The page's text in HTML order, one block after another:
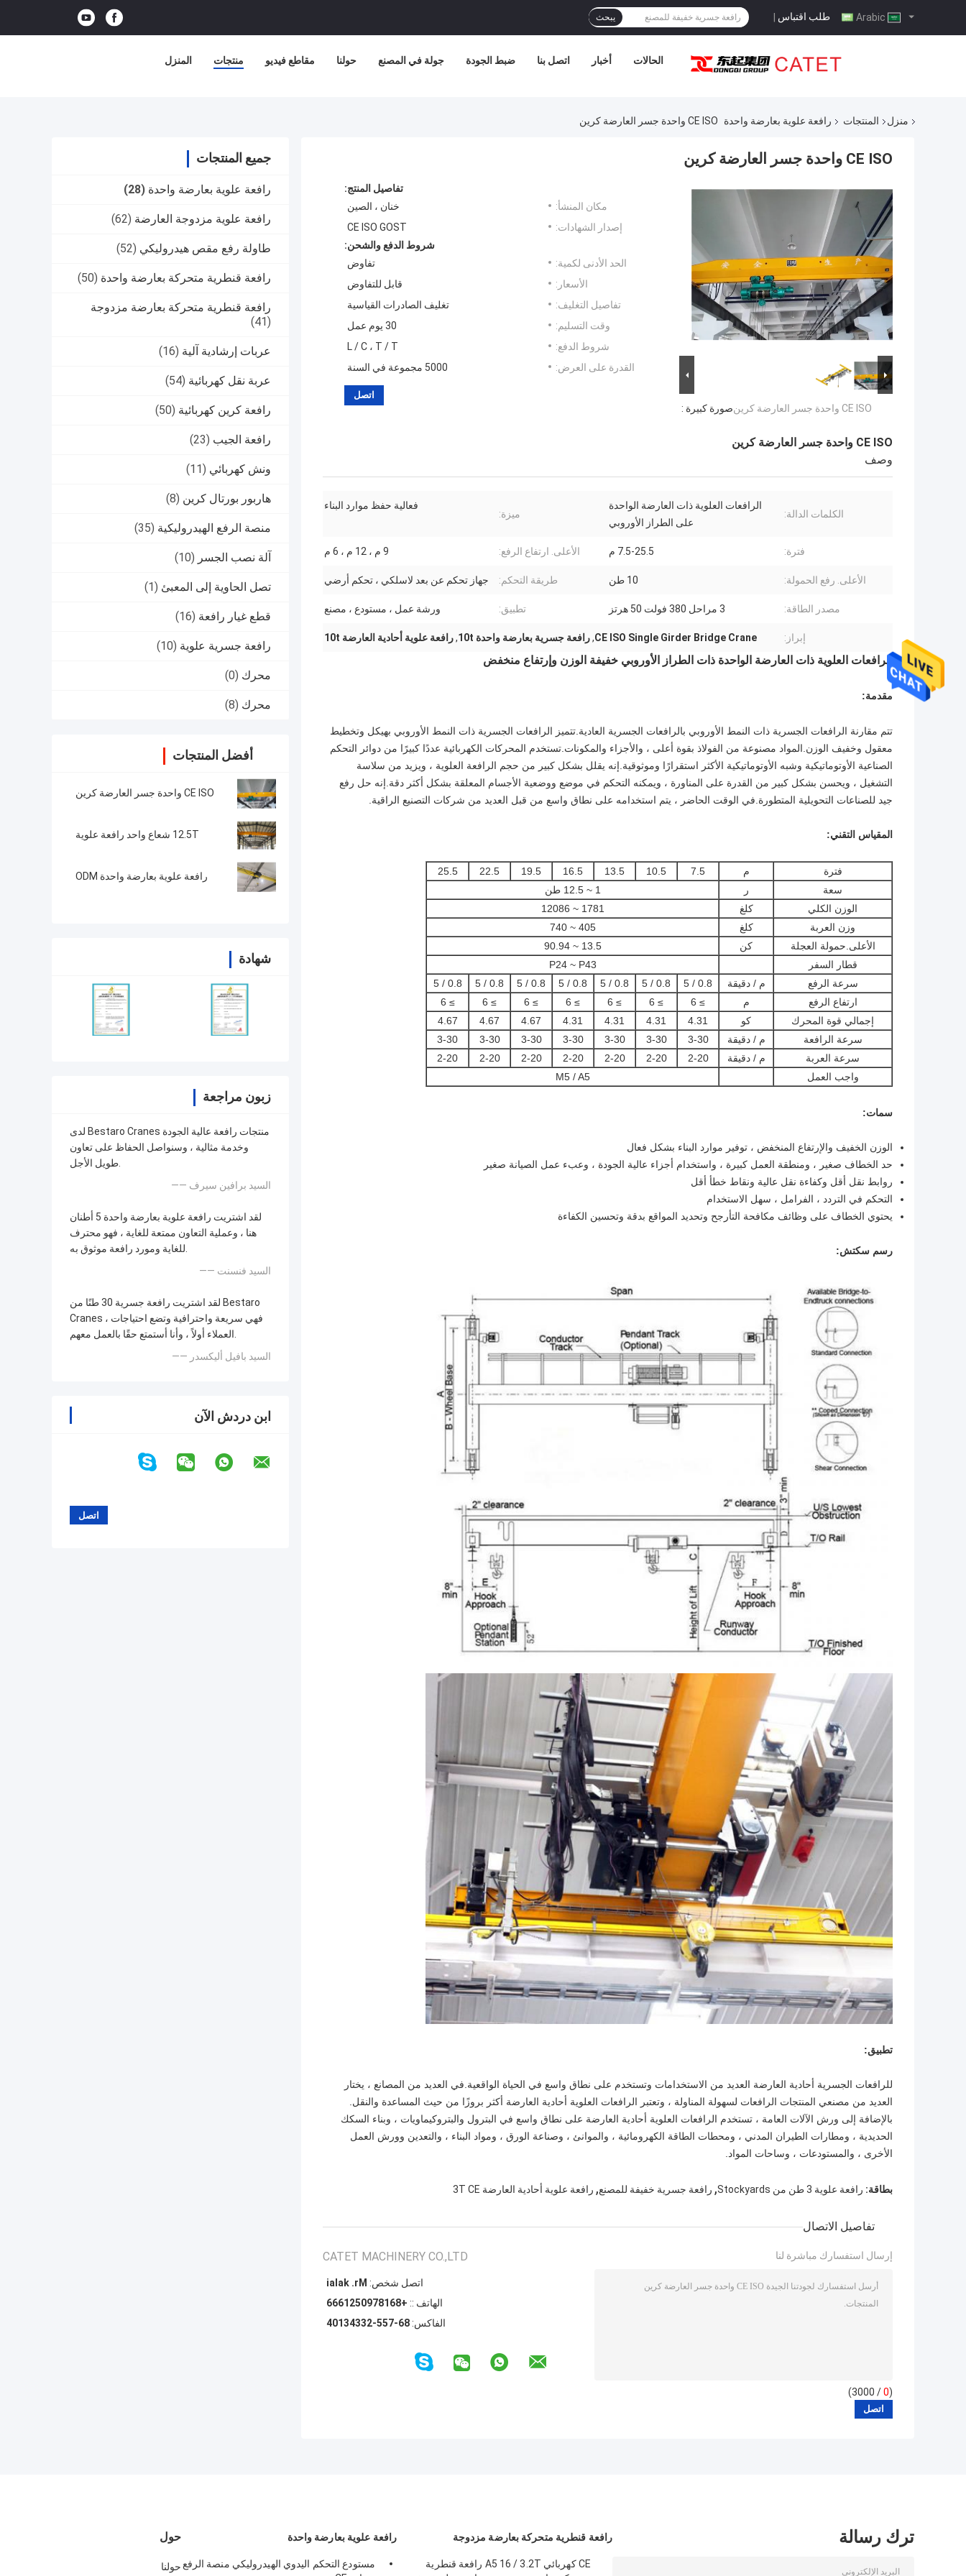
طلب اقتباس | يبحث
المنزل منتجات مقاطع فيديو حولنا جولة في المصنع ضبط الجودة اتصل بنا أخبار الحالات
منزل المنتجات رافعة علوية بعارضة واحدة CE ISO واحدة جسر العارضة كرين
جميع المنتجات
رافعة علوية بعارضة واحدة (28)
رافعة علوية مزدوجة العارضة (62)
طاولة رفع مقص هيدروليكي (52)
رافعة قنطرية متحركة بعارضة واحدة (50)
رافعة قنطرية متحركة بعارضة مزدوجة
(41)
عربات إرشادية آلية (16)
عربة نقل كهربائية (54)
رافعة كرين كهربائية (50)
رافعة الجيب (23)
ونش كهربائي (11)
هاربور بورتال كرين (8)
منصة الرفع الهيدروليكية (35)
آلة نصب الجسر (10)
تصل الحاوية إلى المعبئ (1)
قطع غيار رافعة (16)
رافعة جسرية علوية (10)
محرك (0)
محرك (8)
أفضل المنتجات
CE ISO واحدة جسر العارضة كرين
12.5T شعاع واحد رافعة علوية
رافعة علوية بعارضة واحدة ODM
شهادة
زبون مراجعة
لدى Bestaro Cranes منتجات رافعة عالية الجودة
وخدمة مثالية ، وسنواصل الحفاظ على تعاون
طويل الأجل.
—— السيد برافين سيرف
لقد اشتريت رافعة علوية بعارضة واحدة 5 أطنان
هنا ، وعملية التعاون ممتعة للغاية ، فهو محترف
للغاية ومورد رافعة موثوق به.
—— السيد فنسنت
لقد اشتريت رافعة جسرية 30 طنًا من Bestaro
Cranes ، فهي سريعة واحترافية وتضع احتياجات
العملاء أولاً ، وأنا أستمتع حقًا بالعمل معهم.
—— السيد بافيل أليكسدر
ابن دردش الآن
CE ISO واحدة جسر العارضة كرين
صورة كبيرة : CE ISO واحدة جسر العارضة كرين
تفاصيل المنتج:
مكان المنشأ:
خنان ، الصين
إصدار الشهادات:
CE ISO GOST
شروط الدفع والشحن:
الحد الأدنى لكمية:
تفاوض
الأسعار:
قابل للتفاوض
تفاصيل التغليف:
تغليف الصادرات القياسية
وقت التسليم:
30 يوم عمل
شروط الدفع:
L / C ، T / T
القدرة على العرض:
5000 مجموعة في السنة
اتصل
CE ISO واحدة جسر العارضة كرين
وصف
الكلمات الدالة:
الرافعات العلوية ذات العارضة الواحدة
على الطراز الأوروبي
ميزة:
فعالية حفظ موارد البناء
فترة: 7.5-25.5 م الأعلى. ارتفاع الرفع: 9 م ، 12 م ، 6 م
الأعلى. رفع الحمولة: 10 طن طريقة التحكم: جهاز تحكم عن بعد لاسلكي ، تحكم أرضي
مصدر الطاقة: 3 مراحل 380 فولت 50 هرتز تطبيق: ورشة عمل ، مستودع ، مصنع
إبراز: CE ISO Single Girder Bridge Crane
,رافعة جسرية بعارضة واحدة 10t ,رافعة علوية أحادية العارضة 10t
الرافعات العلوية ذات العارضة الواحدة ذات الطراز الأوروبي خفيفة الوزن وإرتفاع منخفض
مقدمة:
تتم مقارنة الرافعات الجسرية ذات النمط الأوروبي بالرافعات الجسرية العادية.تتميز الرافعات الجسرية ذات النمط الأوروبي بهيكل وتخطيط
معقول وخفيف الوزن.المواد مصنوعة من الفولاذ بقوة أعلى ، والأجزاء والمكونات.تستخدم المحركات الكهربائية عددًا كبيرًا من دوائر التحكم
الصناعية الأوتوماتيكية وشبه الأوتوماتيكية الأكثر استقرارًا وموثوقية.إنه يقلل بشكل كبير من حجم الرافعة العلوية ، ويزيد من سلاسة
التشغيل ، ويحسن بشكل كبير من القدرة على المناورة ، ويمكنه التحكم في موضع ووضعية الأجسام المعلقة بشكل أكثر دقة.إنه حل رفع
جيد للصناعات التحويلية المتطورة.في الوقت الحاضر ، يتم استخدامه على نطاق واسع من قبل العديد من شركات التصنيع الراقية.
المقياس التقني:
فترة م 7.5
10.5
13.5
16.5
19.5
22.5
25.5
سعة
ر
1 ~ 12.5 طن
الوزن الكلي
كلغ
1781 ~ 12086
وزن العربة
كلغ
405 ~ 740
الأعلى.حمولة العجلة
كن
13.5 ~ 90.94
قطار السفر
P24 ~ P43
سرعة الرفع
م / دقيقة 0.8 / 5
0.8 / 5
0.8 / 5
0.8 / 5
0.8 / 5
0.8 / 5
0.8 / 5
ارتفاع الرفع
م ≥ 6
≥ 6
≥ 6
≥ 6
≥ 6
≥ 6
≥ 6
إجمالي قوة المحرك
كو 4.31
4.31
4.31
4.31
4.67
4.67
4.67
سرعة الرافعة
م / دقيقة 3-30
3-30
3-30
3-30
3-30
3-30
3-30
سرعة العربة
م / دقيقة 2-20
2-20
2-20
2-20
2-20
2-20
2-20
واجب العمل
M5 / A5
سمات:
الوزن الخفيف والإرتفاع المنخفض ، توفير موارد البناء بشكل فعال
حد الخطاف صغير ، ومنطقة العمل كبيرة ، واستخدام أجزاء عالية الجودة ، وعبء عمل الصيانة صغير
روابط نقل أقل وكفاءة نقل عالية ونقاط خطأ أقل
التحكم في التردد ، الفرامل ، سهل الاستخدام
يحتوي الخطاف على وظائف مكافحة التأرجح وتحديد المواقع بدقة وتحسين الكفاءة
رسم سكتش:
تطبيق:
للرافعات الجسرية أحادية العارضة العديد من الاستخدامات وتستخدم على نطاق واسع في الحياة الواقعية.في العديد من المصانع ، يختار
العديد من مصنعي المنتجات الرافعات لسهولة المناولة ، وتعتبر الرافعات العلوية أحادية العارضة أكثر بروزًا من حيث المساعدة والنقل.
بالإضافة إلى ورش الآلات العامة ، تستخدم الرافعات العلوية أحادية العارضة على نطاق واسع في البترول والبتروكيماويات ، وبناء السكك
الحديدية ، ومطارات الطيران المدني ، ومحطات الطاقة الكهرومائية ، والموانئ ، وصناعة الورق ، ومواد البناء ، والتعدين وورش العمل
الأخرى ، والمستودعات ، وساحات المواد.
بطاقة: رافعة علوية 3 طن من Stockyards , رافعة جسرية خفيفة للمصنع, رافعة علوية أحادية العارضة 3T CE
تفاصيل الاتصال
CATET MACHINERY CO.,LTD
اتصل شخص: Mr. kalai
الهاتف :: +8618790521666
الفاكس: 86-755-23343104
إرسال استفسارك مباشرة لنا
(
0
/ 3000)
حول
حولنا
رافعة علوية بعارضة واحدة
مستودع التحكم اليدوي الهيدروليكي منصة الرفع
رافعة قنطرية متحركة بعارضة مزدوجة
CE كهربائي A5 16 / 3.2T رافعة قنطرية
ترك رسالة